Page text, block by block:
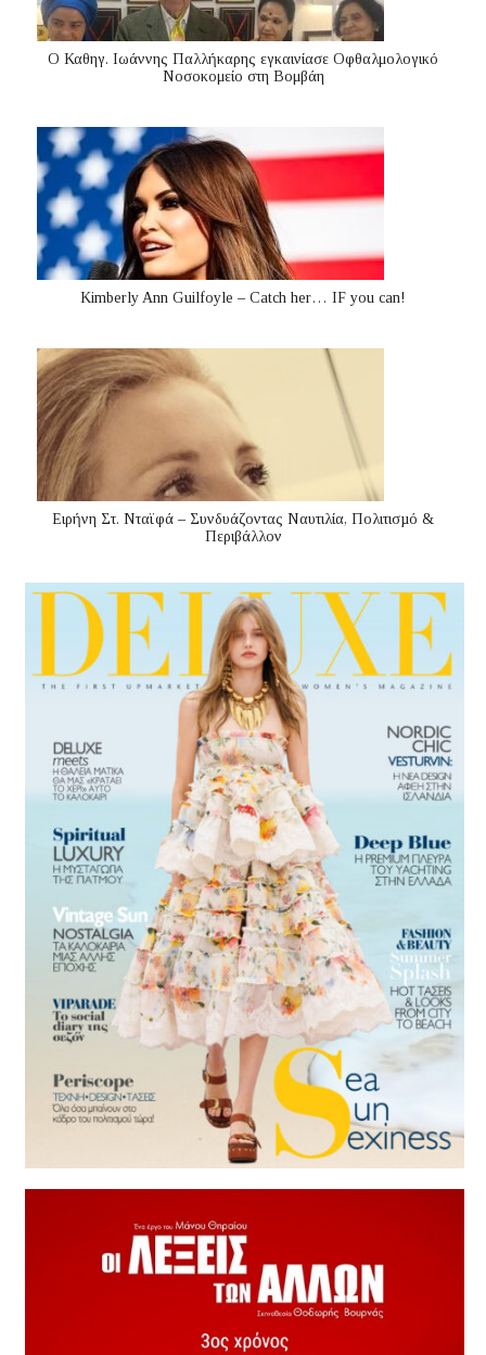
Ο Καθηγ. Ιωάννης Παλλήκαρης εγκαινίασε Οφθαλμολογικό
Νοσοκομείο στη Βομβάη
Kimberly Ann Guilfoyle – Catch her… IF you can!
Ειρήνη Στ. Νταϊφά – Συνδυάζοντας Ναυτιλία, Πολιτισµό &
Περιβάλλον